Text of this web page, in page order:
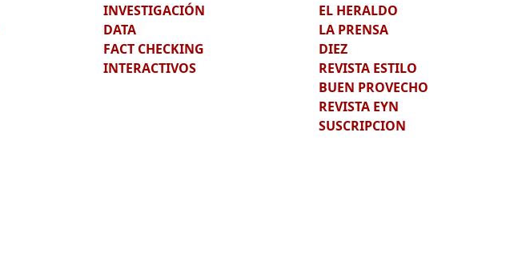
INVESTIGACIÓN
DATA
FACT CHECKING
INTERACTIVOS
EL HERALDO
LA PRENSA
DIEZ
REVISTA ESTILO
BUEN PROVECHO
REVISTA EYN
SUSCRIPCION